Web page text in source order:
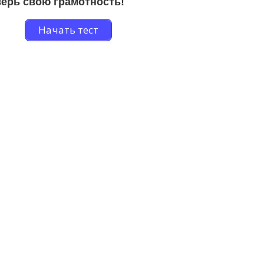
Начать тест